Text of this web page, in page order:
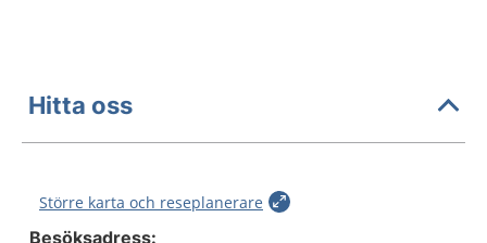
Hitta oss
Större karta och reseplanerare
Besöksadress: